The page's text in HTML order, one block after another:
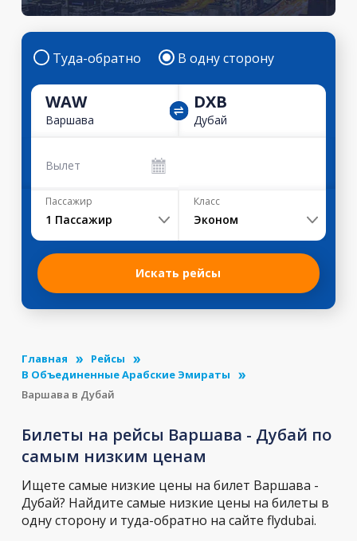
Туда-обратно В одну сторону
WAW
Варшава
DXB
Дубай
Вылет
Пассажир
1 Пассажир
Класс
Эконом
Искать рейсы
Главная
Рейсы
В Объединенные Арабские Эмираты
Варшава в Дубай
Билеты на рейсы Варшава - Дубай по
самым низким ценам
Ищете самые низкие цены на билет Варшава -
Дубай? Найдите самые низкие цены на билеты в
одну сторону и туда-обратно на сайте flydubai.